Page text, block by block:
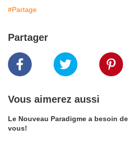
#Partage
Partager
Vous aimerez aussi
Le Nouveau Paradigme a besoin de
vous!